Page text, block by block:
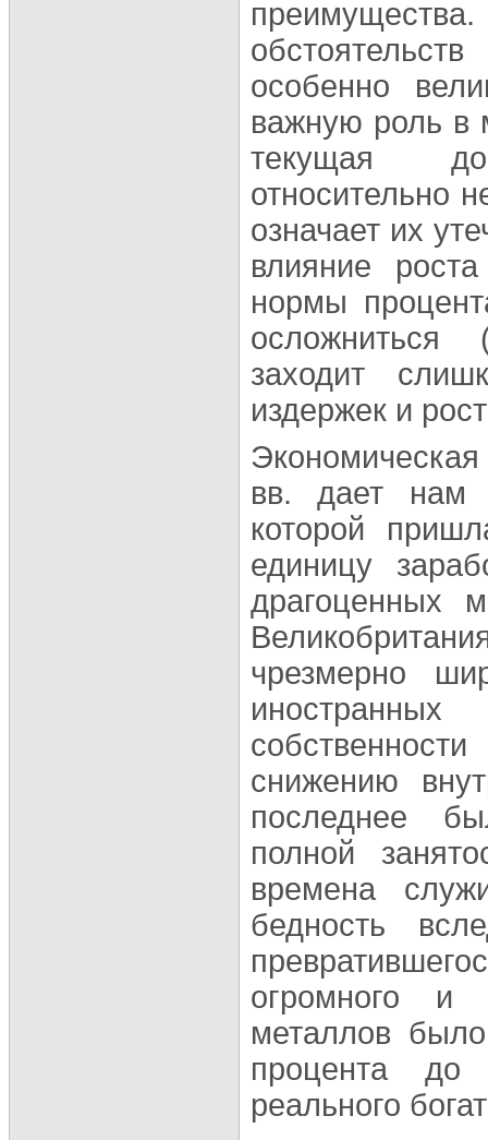
особенно
важную роль в
текущая
относительно
означает их
влияние
нормы
осложниться
заходит
издержек и
вв. дает нам
которой
единицу
драгоценных
чрезмерно
снижению
последнее
полной
времена
бедность
огромного и
металлов
процента до
реального